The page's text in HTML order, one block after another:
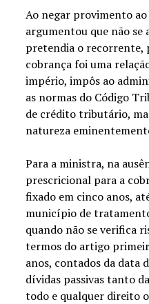
Ao negar provimento
argumentou que não se
pretendia o recorrente,
cobrança foi uma
império, impôs ao
as normas do Código
de crédito tributário,
natureza
Para a ministra, na
prescricional para a
fixado em cinco anos,
município de
quando não se verifica
termos do artigo
anos, contados da data
dívidas passivas tanto
todo e qualquer direito